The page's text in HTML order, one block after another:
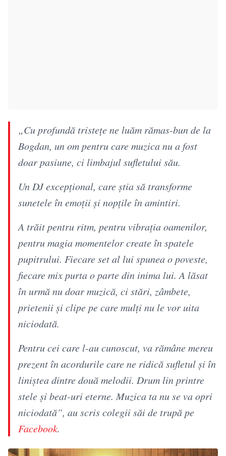
„Cu profundă tristețe ne luăm rămas-bun de la
Bogdan, un om pentru care muzica nu a fost
doar pasiune, ci limbajul sufletului său.
Un DJ excepțional, care știa să transforme
sunetele în emoții și nopțile în amintiri.
A trăit pentru ritm, pentru vibrația oamenilor,
pentru magia momentelor create în spatele
pupitrului. Fiecare set al lui spunea o poveste,
fiecare mix purta o parte din inima lui. A lăsat
în urmă nu doar muzică, ci stări, zâmbete,
prietenii și clipe pe care mulți nu le vor uita
niciodată.
Pentru cei care l-au cunoscut, va rămâne mereu
prezent în acordurile care ne ridică sufletul și în
liniștea dintre două melodii. Drum lin printre
stele și beat-uri eterne. Muzica ta nu se va opri
niciodată”, au scris colegii săi de trupă pe
Facebook.